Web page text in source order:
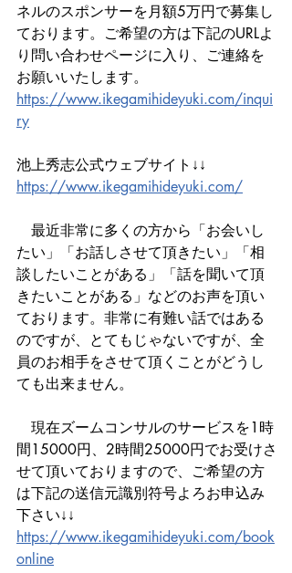
ネルのスポンサーを月額5万円で募集し
ております。ご希望の方は下記のURLよ
り問い合わせページに入り、ご連絡を
お願いいたします。
https://www.ikegamihideyuki.com/inqui
ry
池上秀志公式ウェブサイト↓↓
https://www.ikegamihideyuki.com/
最近非常に多くの方から「お会いし
たい」「お話しさせて頂きたい」「相
談したいことがある」「話を聞いて頂
きたいことがある」などのお声を頂い
ております。非常に有難い話ではある
のですが、とてもじゃないですが、全
員のお相手をさせて頂くことがどうし
ても出来ません。
現在ズームコンサルのサービスを1時
間15000円、2時間25000円でお受けさ
せて頂いておりますので、ご希望の方
は下記の送信元識別符号よろお申込み
下さい↓↓
https://www.ikegamihideyuki.com/book
online